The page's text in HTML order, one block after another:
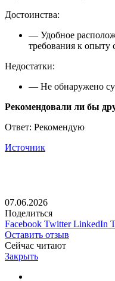
Достоинства:
— Удобное
требования к
Недостатки:
— Не обнаружено
Рекомендовали ли бы
Ответ: Рекомендую
Источник
07.06.2026
Поделиться
Facebook Twitter LinkedIn
Оставить отзыв
Сейчас читают
Закрыть